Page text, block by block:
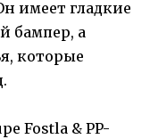
имеет гладкие
бампер, а
которые
Fostla & PP-